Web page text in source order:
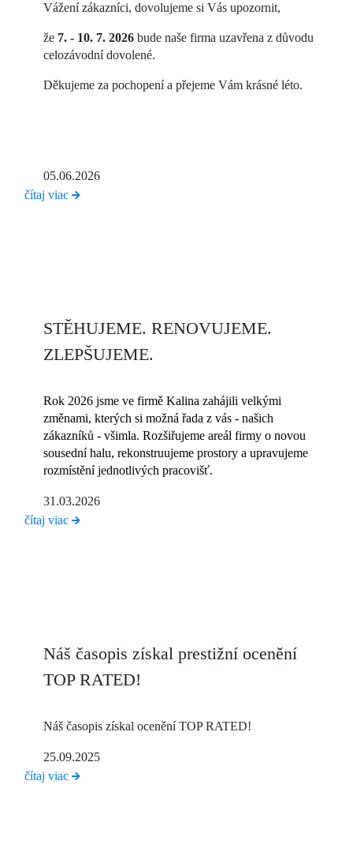
Vážení zákazníci, dovolujeme si Vás upozornit,
že 7. - 10. 7. 2026 bude naše firma uzavřena z důvodu
celozávodní dovolené.
Děkujeme za pochopení a přejeme Vám krásné léto.
05.06.2026
čítaj viac
STĚHUJEME. RENOVUJEME.
ZLEPŠUJEME.
Rok 2026 jsme ve firmě Kalina zahájili velkými
změnami, kterých si možná řada z vás - našich
zákazníků - všimla. Rozšiřujeme areál firmy o novou
sousední halu, rekonstruujeme prostory a upravujeme
rozmístění jednotlivých pracovišť.
31.03.2026
čítaj viac
Náš časopis získal prestižní ocenění
TOP RATED!
Náš časopis získal ocenění TOP RATED!
25.09.2025
čítaj viac